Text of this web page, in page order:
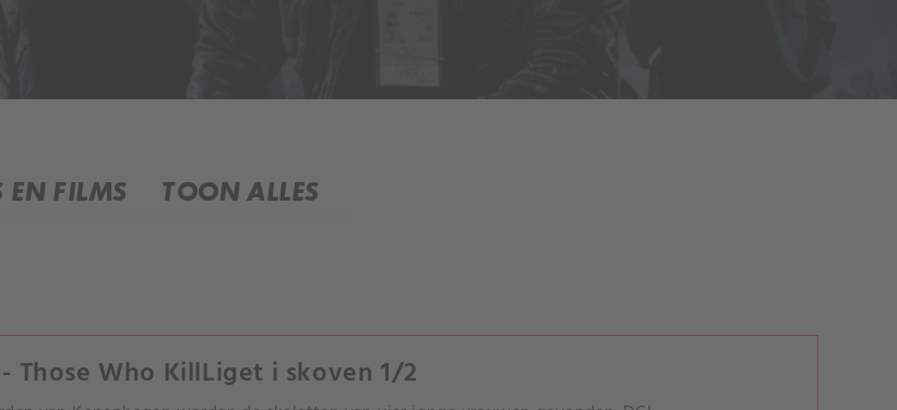
EN FILMS TOON ALLES
Those Who KillLiget i skoven 1/2